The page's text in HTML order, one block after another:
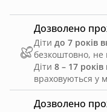
Дозволено
Дозволено
Діти до 7 років
безкоштовно, не
Діти 8 – 17
враховуються у